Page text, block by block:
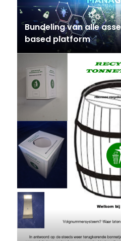
Bundeling van alle
based platform